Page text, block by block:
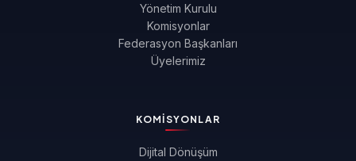
Yönetim Kurulu
Komisyonlar
Federasyon Başkanları
Üyelerimiz
KOMISYONLAR
Dijital Dönüşüm